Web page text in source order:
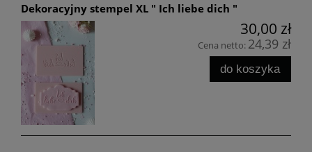
Dekoracyjny stempel XL " Ich liebe dich "
30,00 zł
Cena netto: 24,39 zł
do koszyka